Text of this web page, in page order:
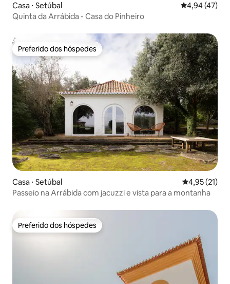
Casa ⋅ Setúbal 4,94 de uma
4,94 (47)
Quinta da Arrábida - Casa do Pinheiro
Preferido dos hóspedes
Preferido dos hóspedes
Casa ⋅ Setúbal 4,95 de uma
4,95 (21)
Passeio na Arrábida com jacuzzi e vista para a montanha
Preferido dos hóspedes
Preferido dos hóspedes